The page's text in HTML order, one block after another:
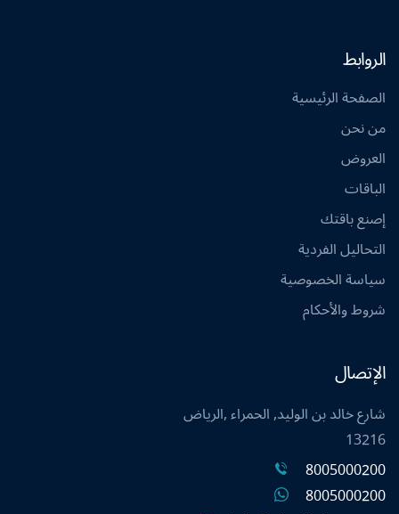
الروابط
الصفحة الرئيسية
من نحن
العروض
الباقات
إصنع باقتك
التحاليل الفردية
سياسة الخصوصية
شروط والأحكام
الإتصال
شارع خالد بن الوليد, الحمراء ,الرياض
13216
8005000200
8005000200